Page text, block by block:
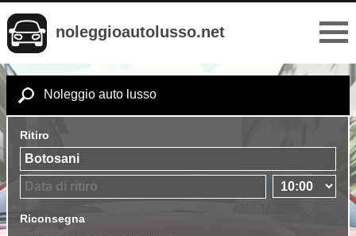
noleggioautolusso.net
Noleggio auto lusso
Ritiro
Riconsegna